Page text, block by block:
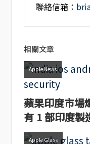
聯絡信箱：
相關文章
Apple News
蘋果印度市場
有 1 部印度製
Apple Glass